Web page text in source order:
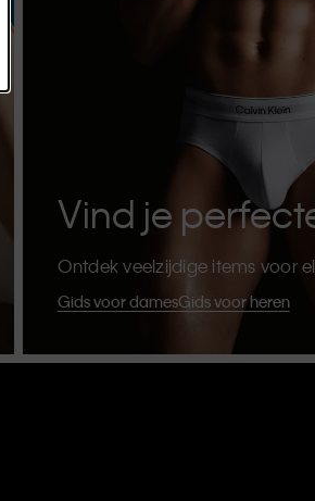
Vind je
Ontdek veelzijdige items voor
Gids voor damesGids voor heren